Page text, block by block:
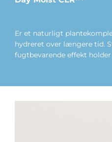
Er et naturligt
hydreret over længere tid.
fugtbevarende effekt